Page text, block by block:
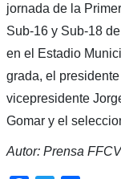
jornada de la
Sub-16 y Sub-18
en el Estadio
grada, el
vicepresidente
Gomar y el
Autor: Prensa FFCV